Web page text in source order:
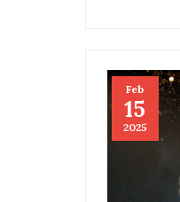
Feb
15
2025